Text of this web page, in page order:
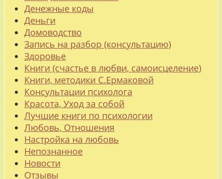
Денежные коды
Деньги
Домоводство
Запись на разбор (консультацию)
Здоровье
Книги (счастье в любви, самоисцеление)
Книги, методики С.Ермаковой
Консультации психолога
Красота, Уход за собой
Лучшие книги по психологии
Любовь, Отношения
Настройка на любовь
Непознанное
Новости
Отзывы